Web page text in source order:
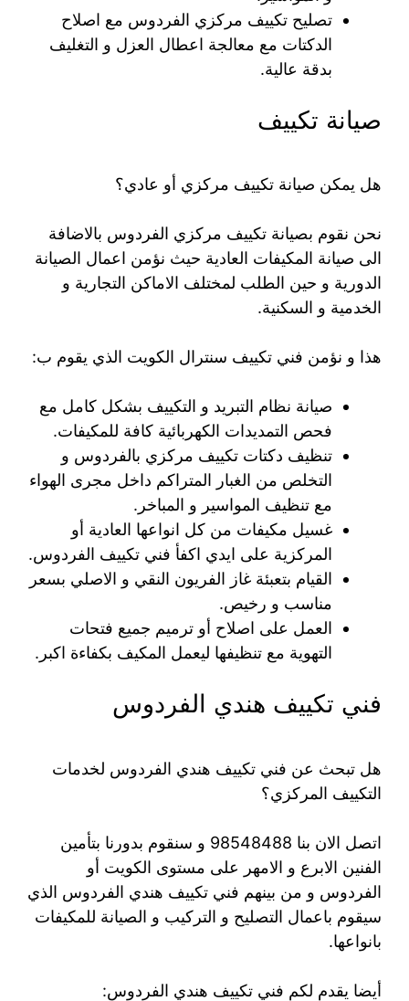
تصليح تكييف مركزي الفردوس مع اصلاح
الدكتات مع معالجة اعطال العزل و التغليف
بدقة عالية.
صيانة تكييف
هل يمكن صيانة تكييف مركزي أو عادي؟
نحن نقوم بصيانة تكييف مركزي الفردوس بالاضافة
الى صيانة المكيفات العادية حيث نؤمن اعمال الصيانة
الدورية و حين الطلب لمختلف الاماكن التجارية و
الخدمية و السكنية.
هذا و نؤمن فني تكييف سنترال الكويت الذي يقوم ب:
صيانة نظام التبريد و التكييف بشكل كامل مع
فحص التمديدات الكهربائية كافة للمكيفات.
تنظيف دكتات تكييف مركزي بالفردوس و
التخلص من الغبار المتراكم داخل مجرى الهواء
مع تنظيف المواسير و المباخر.
غسيل مكيفات من كل انواعها العادية أو
المركزية على ايدي اكفأ فني تكييف الفردوس.
القيام بتعبئة غاز الفريون النقي و الاصلي بسعر
مناسب و رخيص.
العمل على اصلاح أو ترميم جميع فتحات
التهوية مع تنظيفها ليعمل المكيف بكفاءة اكبر.
فني تكييف هندي الفردوس
هل تبحث عن فني تكييف هندي الفردوس لخدمات
التكييف المركزي؟
اتصل الان بنا 98548488 و سنقوم بدورنا بتأمين
الفنين الابرع و الامهر على مستوى الكويت أو
الفردوس و من بينهم فني تكييف هندي الفردوس الذي
سيقوم باعمال التصليح و التركيب و الصيانة للمكيفات
بانواعها.
أيضا يقدم لكم فني تكييف هندي الفردوس: